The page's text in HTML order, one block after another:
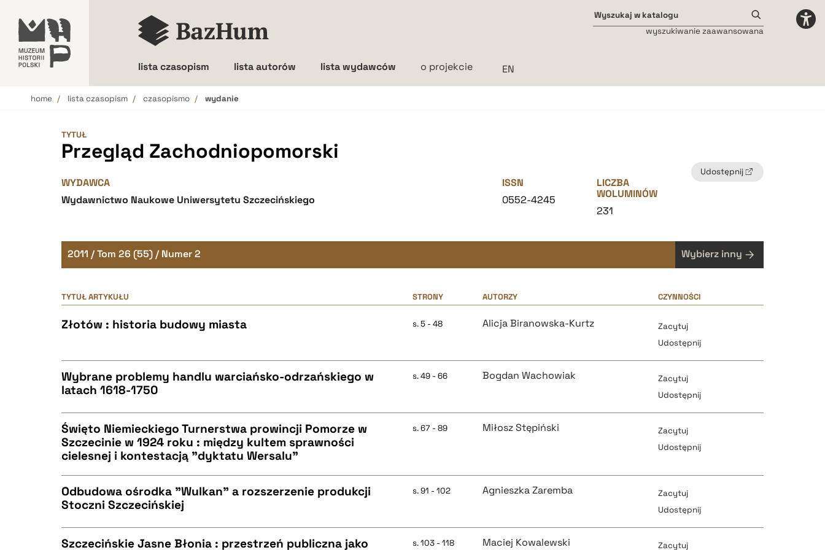
lista czasopism lista autorów lista wydawców o projekcie
wyszukiwanie zaawansowana
home lista czasopism czasopismo wydanie
TYTUŁ
Przegląd Zachodniopomorski
Udostępnij
WYDAWCA
Wydawnictwo Naukowe Uniwersytetu Szczecińskiego
ISSN
0552-4245
LICZBA
WOLUMINÓW
231
2011 / Tom 26 (55) / Numer 2 Wybierz inny
TYTUŁ ARTYKUŁU STRONY AUTORZY CZYNNOŚCI
Złotów : historia budowy miasta s. 5 - 48 Alicja Biranowska-Kurtz
Zacytuj
Udostępnij
pobierz cytat
BIBTEX
pobierz cytat
Wybrane problemy handlu warciańsko-odrzańskiego w
latach 1618-1750
s. 49 - 66 Bogdan Wachowiak
Zacytuj
Udostępnij
CZYSTY TEKST
BIBTEX
Święto Niemieckiego Turnerstwa prowincji Pomorze w
Szczecinie w 1924 roku : między kultem sprawności
cielesnej i kontestacją "dyktatu Wersalu"
s. 67 - 89 Miłosz Stępiński
Zacytuj
Udostępnij
Odbudowa ośrodka "Wulkan" a rozszerzenie produkcji
Stoczni Szczecińskiej
s. 91 - 102 Agnieszka Zaremba
Zacytuj
Udostępnij
Szczecińskie Jasne Błonia : przestrzeń publiczna jako
s. 103 - 118 Maciej Kowalewski
Zacytuj